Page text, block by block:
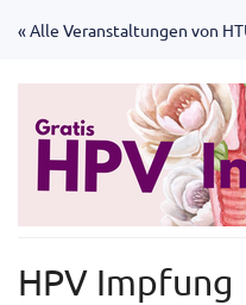
Zum
« Alle Veranstaltungen von
HPV Impfung